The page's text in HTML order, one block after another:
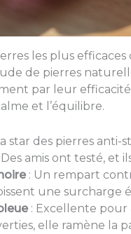
les plus efficaces
de pierres
par leur
et l’équilibre.
star des pierres anti-
amis ont testé, et
: Un rempart
une
: Excellente pour
elle ramène la